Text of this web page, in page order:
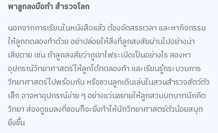
พาลูกลงมือทำ สำรวจโลก
นอกจากการเรียนในหนังสือแล้ว ต้องจัดสรรเวลา และหากิจกรรม
ให้ลูกทดลองทำด้วย อย่าปล่อยให้สิ่งที่ลูกสงสัยผ่านไปอย่างน่า
เสียดาย เช่น ถ้าลูกสงสัยว่าภูเขาไฟระเบิดเป็นอย่างไร ลองหา
อุปกรณ์วิทยาศาสตร์ให้ลูกได้ทดลองทำ และเรียนรู้กระบวนการ
วิทยาศาสตร์ไปพร้อมกัน หรือชวนลูกเดินเล่นในสวนสำรวจสัตว์ตัว
เล็ก อาจหาอุปกรณ์ง่าย ๆ อย่างแว่นขยายให้ลูกสวมบทบาทนักคีต
วิทยา ส่องดูแมลงที่ชอบก็จะยิ่งทำให้นักวิทยาศาสตร์ตัวน้อยสนุก
ยิ่งขึ้น